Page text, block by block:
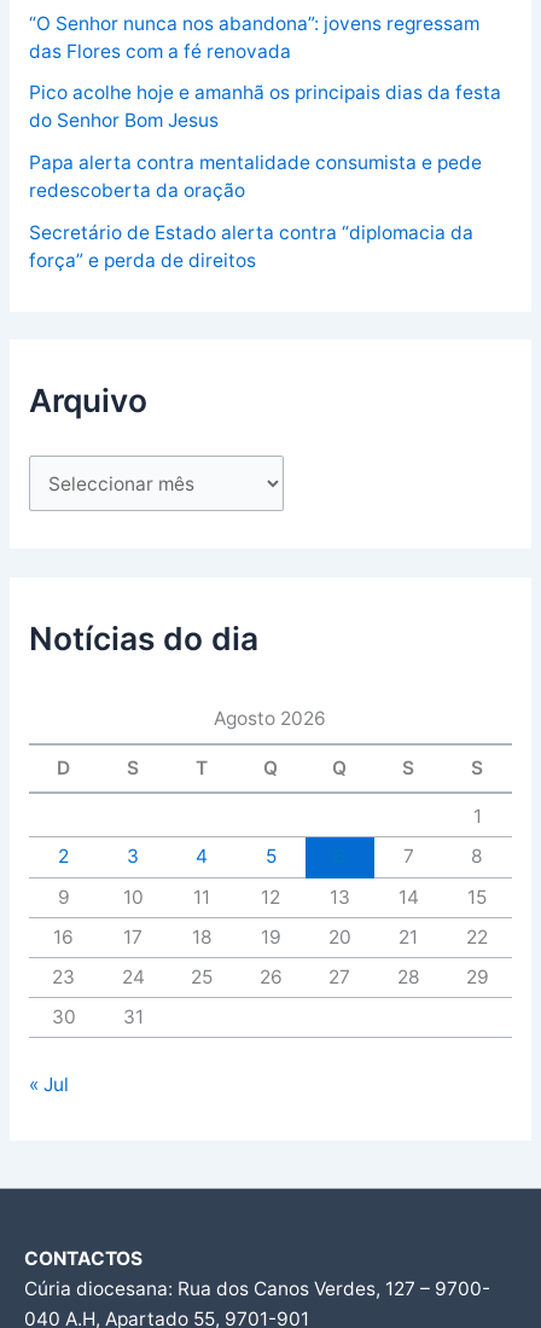
“O Senhor nunca nos abandona”: jovens regressam
das Flores com a fé renovada
Pico acolhe hoje e amanhã os principais dias da festa
do Senhor Bom Jesus
Papa alerta contra mentalidade consumista e pede
redescoberta da oração
Secretário de Estado alerta contra “diplomacia da
força” e perda de direitos
Arquivo
Notícias do dia
Agosto 2026
D S T Q Q S S
1
2
3 4 5 7
8
9
10 11 12 13 14
15
16
17 18 19 20 21
22
23
24 25 26 27 28
29
30
31
« Jul
CONTACTOS
Cúria diocesana: Rua dos Canos Verdes, 127 – 9700-
040 A.H, Apartado 55, 9701-901